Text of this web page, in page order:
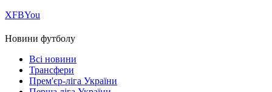
ХFBYou
Новини футболу
Всі новини
Трансфери
Прем'єр-ліга України